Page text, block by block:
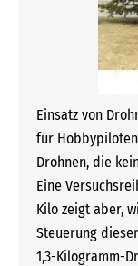
Einsatz von
für
Drohnen, die
Eine
Kilo zeigt aber,
Steuerung
1,3-Kilogramm-